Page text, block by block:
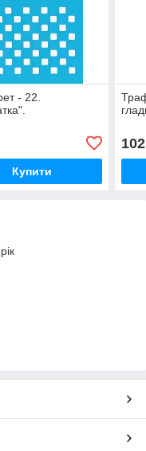
- 22.
Купити
102